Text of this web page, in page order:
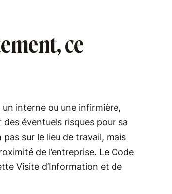
ce
interne ou une infirmière,
éventuels risques pour sa
sur le lieu de travail, mais
de l’entreprise. Le Code
Visite d’Information et de